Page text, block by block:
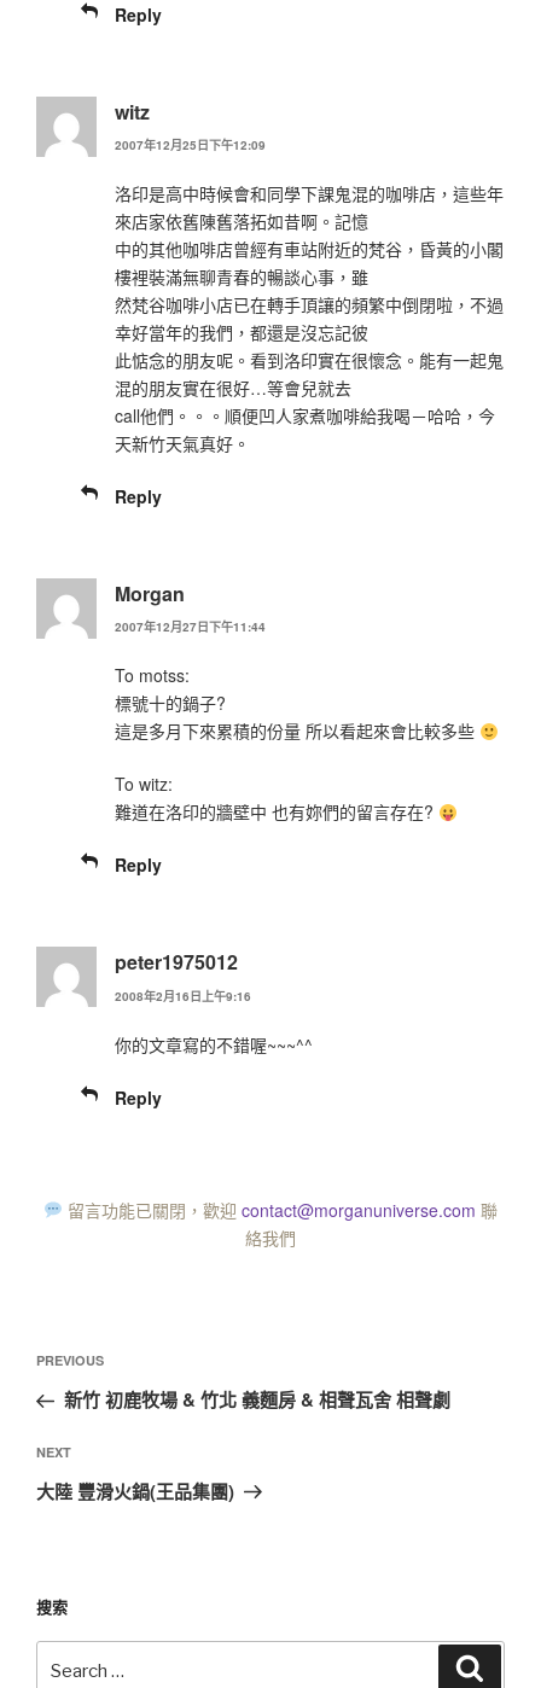
Reply
witz
2007年12月25日下午12:09
洛印是高中時候會和同學下課鬼混的咖啡店，這些年
來店家依舊陳舊落拓如昔啊。記憶
中的其他咖啡店曾經有車站附近的梵谷，昏黃的小閣
樓裡裝滿無聊青春的暢談心事，雖
然梵谷咖啡小店已在轉手頂讓的頻繁中倒閉啦，不過
幸好當年的我們，都還是沒忘記彼
此惦念的朋友呢。看到洛印實在很懷念。能有一起鬼
混的朋友實在很好…等會兒就去
call他們。。。順便凹人家煮咖啡給我喝－哈哈，今
天新竹天氣真好。
Reply
Morgan
2007年12月27日下午11:44
To motss:
標號十的鍋子?
這是多月下來累積的份量 所以看起來會比較多些
To witz:
難道在洛印的牆壁中 也有妳們的留言存在?
Reply
peter1975012
2008年2月16日上午9:16
你的文章寫的不錯喔~~~^^
Reply
留言功能已關閉，歡迎 contact@morganuniverse.com 聯
絡我們
PREVIOUS
新竹 初鹿牧場 & 竹北 義麵房 & 相聲瓦舍 相聲劇
NEXT
大陸 豐滑火鍋(王品集團)
搜索